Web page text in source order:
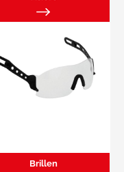
Brillen